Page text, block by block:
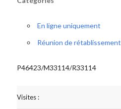
En ligne uniquement
Réunion de rétablissement
P46423/M33114/R33114
Visites :